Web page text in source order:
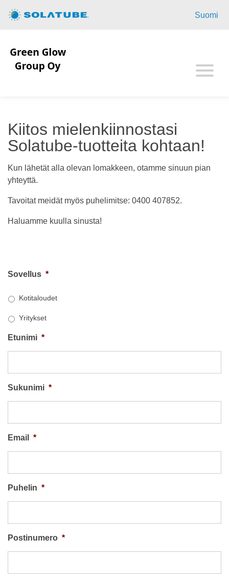
Aloitussivu
Yritykset
Yhteystiedot
Ota yhteyttä
Suomi
Kiitos mielenkiinnostasi
Solatube-tuotteita kohtaan!
Kun lähetät alla olevan lomakkeen, otamme sinuun pian
yhteyttä.
Tavoitat meidät myös puhelimitse: 0400 407852.
Haluamme kuulla sinusta!
Sovellus *
Kotitaloudet
Yritykset
Etunimi *
Sukunimi *
Email *
Puhelin *
Postinumero *